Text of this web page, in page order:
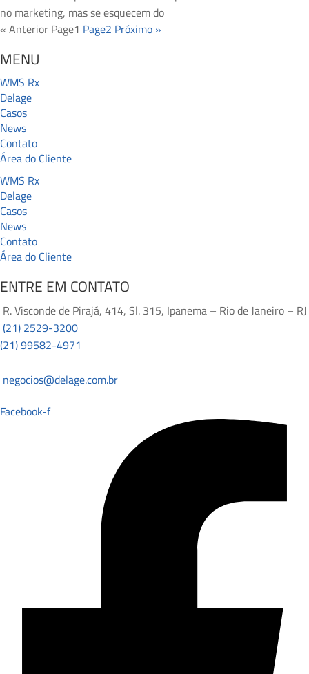
no marketing, mas se esquecem do
« Anterior Page1 Page2 Próximo »
MENU
WMS Rx
Delage
Casos
News
Contato
Área do Cliente
WMS Rx
Delage
Casos
News
Contato
Área do Cliente
ENTRE EM CONTATO
R. Visconde de Pirajá, 414, Sl. 315, Ipanema – Rio de Janeiro – RJ
(21) 2529-3200
(21) 99582-4971
negocios@delage.com.br
Facebook-f